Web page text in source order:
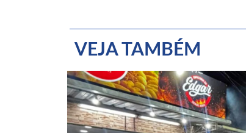
VEJA TAMBÉM